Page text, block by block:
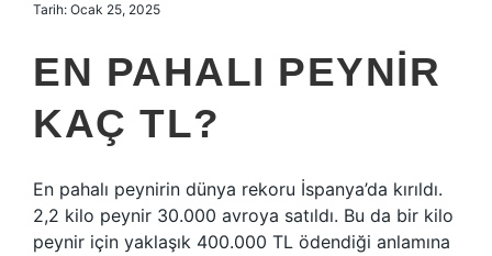
Tarih: Ocak 25, 2025
EN PAHALI PEYNIR
KAÇ TL?
En pahalı peynirin dünya rekoru İspanya’da kırıldı.
2,2 kilo peynir 30.000 avroya satıldı. Bu da bir kilo
peynir için yaklaşık 400.000 TL ödendiği anlamına